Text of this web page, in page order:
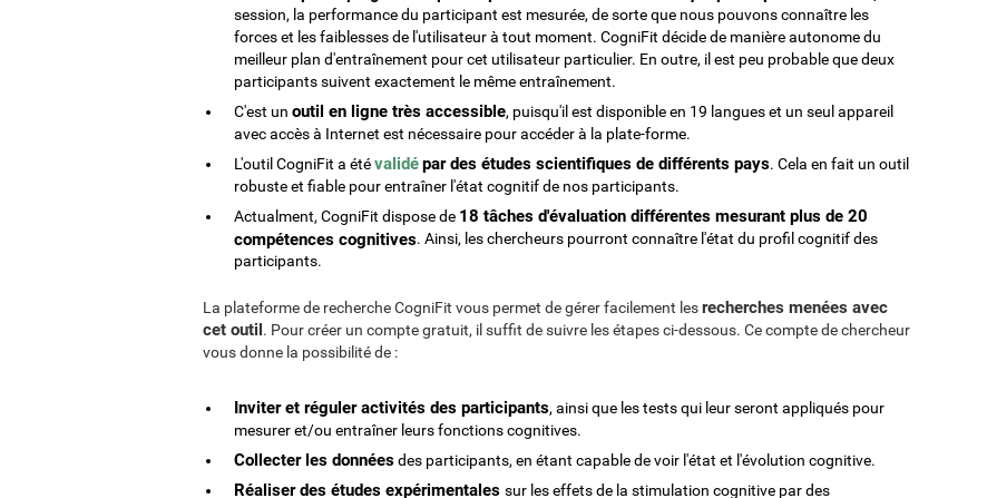
session, la performance du participant est mesurée, de sorte que nous pouvons connaître les
forces et les faiblesses de l'utilisateur à tout moment. CogniFit décide de manière autonome du
meilleur plan d'entraînement pour cet utilisateur particulier. En outre, il est peu probable que deux
participants suivent exactement le même entraînement.
C'est un outil en ligne très accessible, puisqu'il est disponible en 19 langues et un seul appareil
avec accès à Internet est nécessaire pour accéder à la plate-forme.
L'outil CogniFit a étévalidépar des études scientifiques de différents pays. Cela en fait un outil
robuste et fiable pour entraîner l'état cognitif de nos participants.
Actualment, CogniFit dispose de 18 tâches d'évaluation différentes mesurant plus de 20
compétences cognitives. Ainsi, les chercheurs pourront connaître l'état du profil cognitif des
participants.
La plateforme de recherche CogniFit vous permet de gérer facilement lesrecherches menées avec
cet outil . Pour créer un compte gratuit, il suffit de suivre les étapes ci-dessous. Ce compte de chercheur
vous donne la possibilité de :
Inviter et réguler activités des participants, ainsi que les tests qui leur seront appliqués pour
mesurer et/ou entraîner leurs fonctions cognitives.
Collecter les donnéesdes participants, en étant capable de voir l'état et l'évolution cognitive.
Réaliser des études expérimentales sur les effets de la stimulation cognitive par des